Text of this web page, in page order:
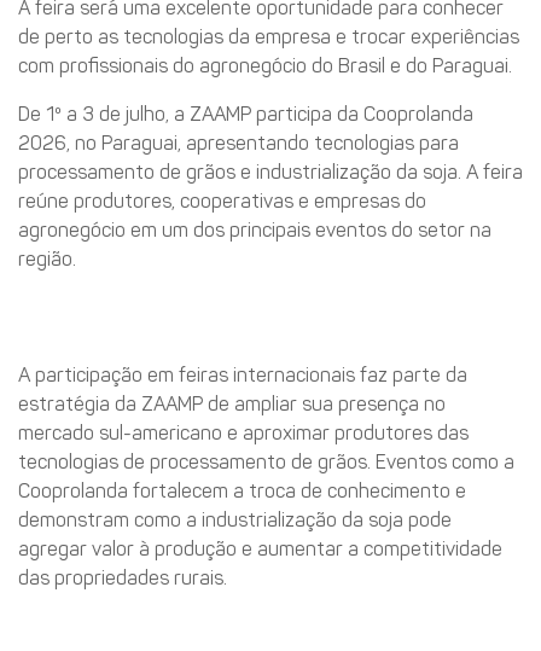
A feira será uma excelente oportunidade para conhecer
de perto as tecnologias da empresa e trocar experiências
com profissionais do agronegócio do Brasil e do Paraguai.
De 1º a 3 de julho, a ZAAMP participa da Cooprolanda
2026, no Paraguai, apresentando tecnologias para
processamento de grãos e industrialização da soja. A feira
reúne produtores, cooperativas e empresas do
agronegócio em um dos principais eventos do setor na
região.
A participação em feiras internacionais faz parte da
estratégia da ZAAMP de ampliar sua presença no
mercado sul-americano e aproximar produtores das
tecnologias de processamento de grãos. Eventos como a
Cooprolanda fortalecem a troca de conhecimento e
demonstram como a industrialização da soja pode
agregar valor à produção e aumentar a competitividade
das propriedades rurais.